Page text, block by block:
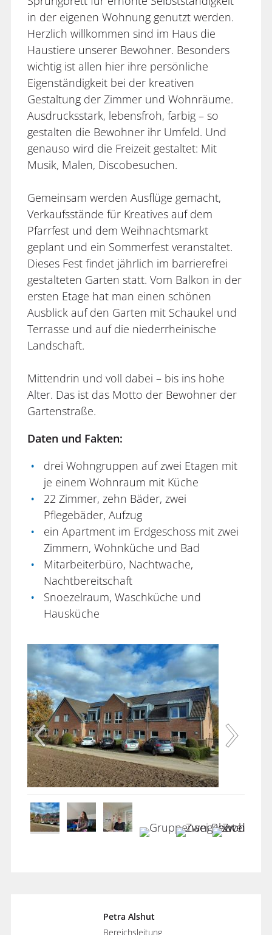
in der eigenen Wohnung genutzt werden.
Herzlich willkommen sind im Haus die
Haustiere unserer Bewohner. Besonders
wichtig ist allen hier ihre persönliche
Eigenständigkeit bei der kreativen
Gestaltung der Zimmer und Wohnräume.
Ausdrucksstark, lebensfroh, farbig – so
gestalten die Bewohner ihr Umfeld. Und
genauso wird die Freizeit gestaltet: Mit
Musik, Malen, Discobesuchen.
Gemeinsam werden Ausflüge gemacht,
Verkaufsstände für Kreatives auf dem
Pfarrfest und dem Weihnachtsmarkt
geplant und ein Sommerfest veranstaltet.
Dieses Fest findet jährlich im barrierefrei
gestalteten Garten statt. Vom Balkon in der
ersten Etage hat man einen schönen
Ausblick auf den Garten mit Schaukel und
Terrasse und auf die niederrheinische
Landschaft.
Mittendrin und voll dabei – bis ins hohe
Alter. Das ist das Motto der Bewohner der
Gartenstraße.
Daten und Fakten:
drei Wohngruppen auf zwei Etagen mit
je einem Wohnraum mit Küche
22 Zimmer, zehn Bäder, zwei
Pflegebäder, Aufzug
ein Apartment im Erdgeschoss mit zwei
Zimmern, Wohnküche und Bad
Mitarbeiterbüro, Nachtwache,
Nachtbereitschaft
Snoezelraum, Waschküche und
Hausküche
Petra Alshut
Bereichsleitung